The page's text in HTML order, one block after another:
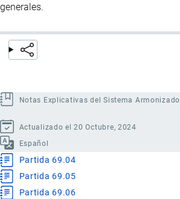
generales.
Notas Explicativas del Sistema Armonizado
Actualizado el 20 Octubre, 2024
Español
Partida 69.04
Partida 69.05
Partida 69.06